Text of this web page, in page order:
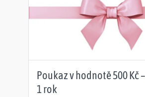
Poukaz v hodnotě 500 Kč
1 rok